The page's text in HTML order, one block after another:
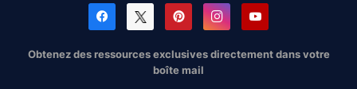
Obtenez des ressources exclusives directement dans votre
boîte mail